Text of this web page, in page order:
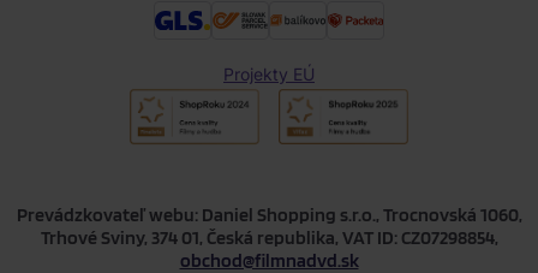
Projekty EÚ
Prevádzkovateľ webu: Daniel Shopping s.r.o., Trocnovská 1060,
Trhové Sviny, 374 01, Česká republika, VAT ID: CZ07298854,
obchod@filmnadvd.sk